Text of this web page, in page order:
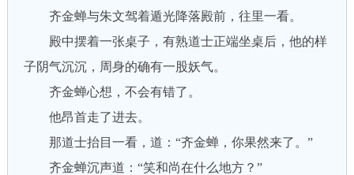
齐金蝉与朱文驾着遁光降落殿前，往里一看。
殿中摆着一张桌子，有熟道士正端坐桌后，他的样
子阴气沉沉，周身的确有一股妖气。
齐金蝉心想，不会有错了。
他昂首走了进去。
那道士抬目一看，道：“齐金蝉，你果然来了。”
齐金蝉沉声道：“笑和尚在什么地方？”